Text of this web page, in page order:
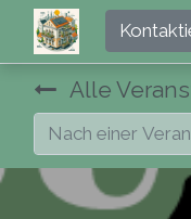
Alle